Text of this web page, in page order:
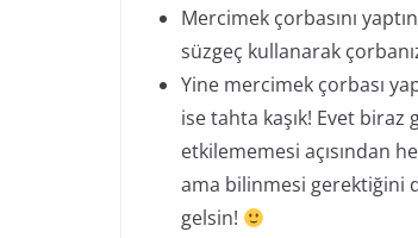
Mercimek çorbasını
süzgeç kullanarak
Yine mercimek çorbası
ise tahta kaşık! Evet biraz
etkilememesi açısından
ama bilinmesi gerektiğini
gelsin!